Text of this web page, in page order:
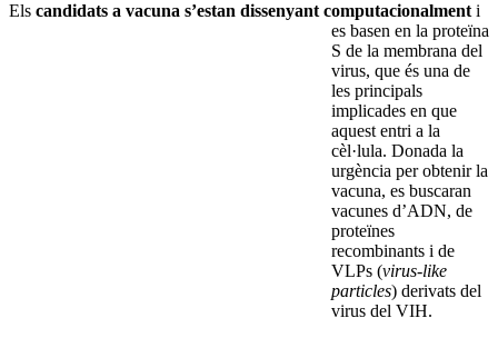
Els candidats a vacuna s’estan dissenyant computacionalment i
es basen en la proteïna
S de la membrana del
virus, que és una de
les principals
implicades en que
aquest entri a la
cèl·lula. Donada la
urgència per obtenir la
vacuna, es buscaran
vacunes d’ADN, de
proteïnes
recombinants i de
VLPs (virus-like
particles) derivats del
virus del VIH.